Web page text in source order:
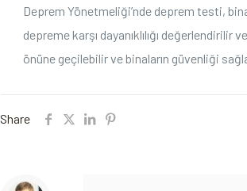
Deprem Yönetmeliği’nde deprem testi,
depreme karşı dayanıklılığı
önüne geçilebilir ve binaların güvenliği
Share